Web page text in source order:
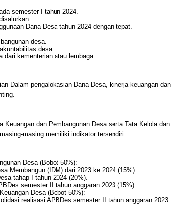
semester I tahun 2024.
Dana Desa tahun 2024 dengan tepat.
desa.
desa.
dari kementerian atau lembaga.
Dalam pengalokasian Dana Desa, kinerja keuangan dan
Keuangan dan Pembangunan Desa serta Tata Kelola dan
masing memiliki indikator tersendiri:
Desa (Bobot 50%):
Membangun (IDM) dari 2023 ke 2024 (15%).
tahap I tahun 2024 (20%).
semester II tahun anggaran 2023 (15%).
Desa (Bobot 50%):
realisasi APBDes semester II tahun anggaran 2023